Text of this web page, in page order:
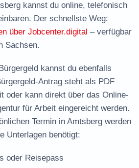
kannst du online, telefonisch
Der schnellste Weg:
über Jobcenter.digital – verfügbar
Sachsen.
kannst du ebenfalls
Antrag steht als PDF
oder kann direkt über das Online-
für Arbeit eingereicht werden.
Termin in Amtsberg werden
Unterlagen benötigt:
oder Reisepass